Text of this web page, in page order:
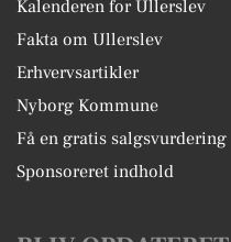
Kalenderen for Ullerslev
Fakta om Ullerslev
Erhvervsartikler
Nyborg Kommune
Få en gratis salgsvurdering
Sponsoreret indhold